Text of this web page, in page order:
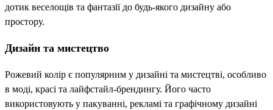
дотик веселощів та фантазії до будь-якого дизайну або
простору.
Дизайн та мистецтво
Рожевий колір є популярним у дизайні та мистецтві, особливо
в моді, красі та лайфстайл-брендингу. Його часто
використовують у пакуванні, рекламі та графічному дизайні